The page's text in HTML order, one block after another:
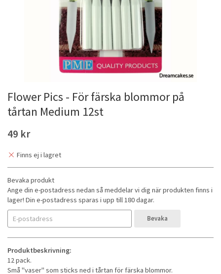
Flower Pics - För färska blommor på
tårtan Medium 12st
49 kr
Finns ej i lagret
Bevaka produkt
Ange din e-postadress nedan så meddelar vi dig när produkten finns i
lager! Din e-postadress sparas i upp till 180 dagar.
Bevaka
Produktbeskrivning:
12 pack.
Små "vaser" som sticks ned i tårtan för färska blommor.